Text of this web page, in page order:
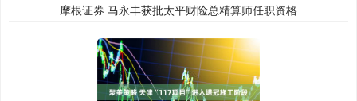
摩根证券 马永丰获批太平财险总精算师任职资格